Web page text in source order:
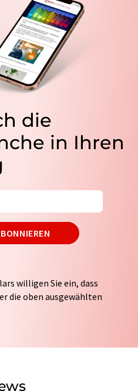
die
in Ihren
willigen Sie ein, dass
die oben ausgewählten
Ihre Daten werden
. LUMITOS darf
kontaktieren. Ihre